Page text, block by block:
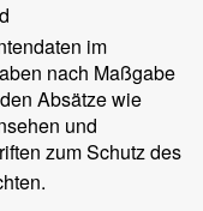
im
nach Maßgabe
Absätze wie
und
zum Schutz des